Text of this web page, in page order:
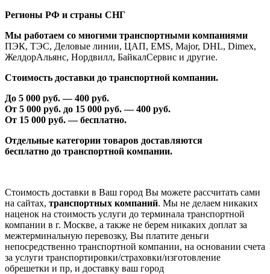
Регионы РФ и страны СНГ
Мы работаем со многими транспортными компаниями
ПЭК, ТЭС, Деловые линии, ЦАП, EMS, Major, DHL, Dimex,
ЖелдорАльянс, Нордвилл, БайкалСервис и другие.
Стоимость доставки до транспортной компании.
До 5 000 руб. —400 руб.
От 5 000 руб. до 15 000 руб. —400 руб.
От 15 000 руб. — бесплатно.
Отдельные категории товаров доставляются
бесплатно до транспортной компании.
Стоимость доставки в Ваш город Вы можете рассчитать сами
на сайтах, транспортных компаний. Мы не делаем никаких
наценок на стоимость услуги до терминала транспортной
компании в г. Москве, а также не берем никаких доплат за
межтерминальную перевозку, Вы платите деньги
непосредственно транспортной компании, на основании счета
за услуги транспортировки/страховки/изготовление
обрешетки и пр, и доставку ваш город